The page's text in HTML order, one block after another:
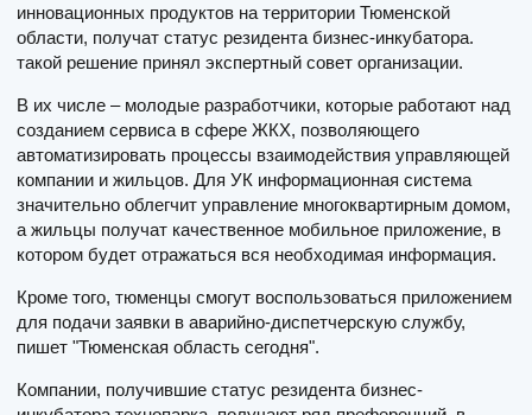
инновационных продуктов на территории Тюменской
области, получат статус резидента бизнес-инкубатора.
такой решение принял экспертный совет организации.
В их числе – молодые разработчики, которые работают над
созданием сервиса в сфере ЖКХ, позволяющего
автоматизировать процессы взаимодействия управляющей
компании и жильцов. Для УК информационная система
значительно облегчит управление многоквартирным домом,
а жильцы получат качественное мобильное приложение, в
котором будет отражаться вся необходимая информация.
Кроме того, тюменцы смогут воспользоваться приложением
для подачи заявки в аварийно-диспетчерскую службу,
пишет "Тюменская область сегодня".
Компании, получившие статус резидента бизнес-